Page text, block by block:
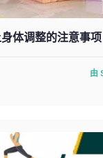
体调整的注意事项
由